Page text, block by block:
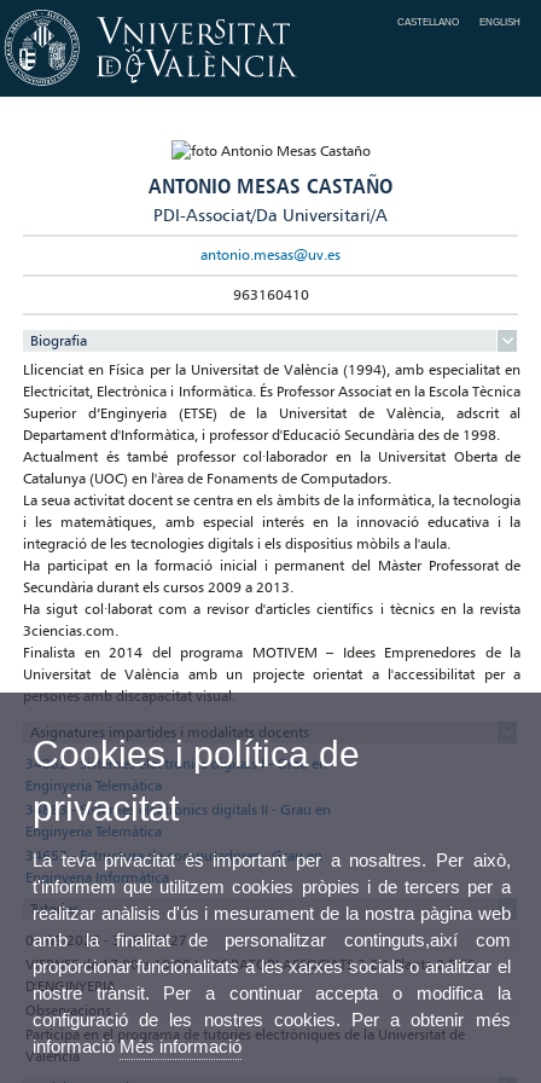
CASTELLANO ENGLISH
ANTONIO MESAS CASTAÑO
PDI-Associat/Da Universitari/A
antonio.mesas@uv.es
963160410
Biografia
Llicenciat en Física per la Universitat de València (1994), amb especialitat en
Electricitat, Electrònica i Informàtica. És Professor Associat en la Escola Tècnica
Superior d’Enginyeria (ETSE) de la Universitat de València, adscrit al
Departament d'Informàtica, i professor d'Educació Secundària des de 1998.
Actualment és també professor col·laborador en la Universitat Oberta de
Catalunya (UOC) en l'àrea de Fonaments de Computadors.
La seua activitat docent se centra en els àmbits de la informàtica, la tecnologia
i les matemàtiques, amb especial interés en la innovació educativa i la
integració de les tecnologies digitals i els dispositius mòbils a l'aula.
Ha participat en la formació inicial i permanent del Màster Professorat de
Secundària durant els cursos 2009 a 2013.
Ha sigut col·laborat com a revisor d'articles científics i tècnics en la revista
3ciencias.com.
Finalista en 2014 del programa MOTIVEM – Idees Emprenedores de la
Universitat de València amb un projecte orientat a l'accessibilitat per a
persones amb discapacitat visual.
Asignatures impartides i modalitats docents
34882 - Sistemes electrònics digitals I - Grau en
Enginyeria Telemàtica
34883 - Sistemes electrònics digitals II - Grau en
Enginyeria Telemàtica
34657 - Estructura de computadores - Grau en
Enginyeria Informàtica
Tutories
01/09/2026 - 31/07/2027
VIERNES de 17:00 a 19:00 LABORATORI ASSOCIATS 2.2.1 Planta 2 E.T.S.
D'ENGINYERIA
Observacions
Participa en el programa de tutories electròniques de la Universitat de
València
Cookies i política de
privacitat
La teva privacitat és important per a nosaltres. Per això,
t'informem que utilitzem cookies pròpies i de tercers per a
realitzar anàlisis d'ús i mesurament de la nostra pàgina web
amb la finalitat de personalitzar continguts,així com
proporcionar funcionalitats a les xarxes socials o analitzar el
nostre trànsit. Per a continuar accepta o modifica la
configuració de les nostres cookies. Per a obtenir més
informacióMés informació